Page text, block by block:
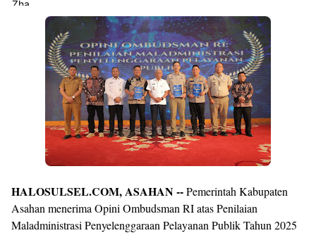
Premium
Raushan
Design
Templates
HALOSULSEL.COM, ASAHAN --Pemerintah Kabupaten
Asahan menerima Opini Ombudsman RI atas Penilaian
Maladministrasi Penyelenggaraan Pelayanan Publik Tahun 2025